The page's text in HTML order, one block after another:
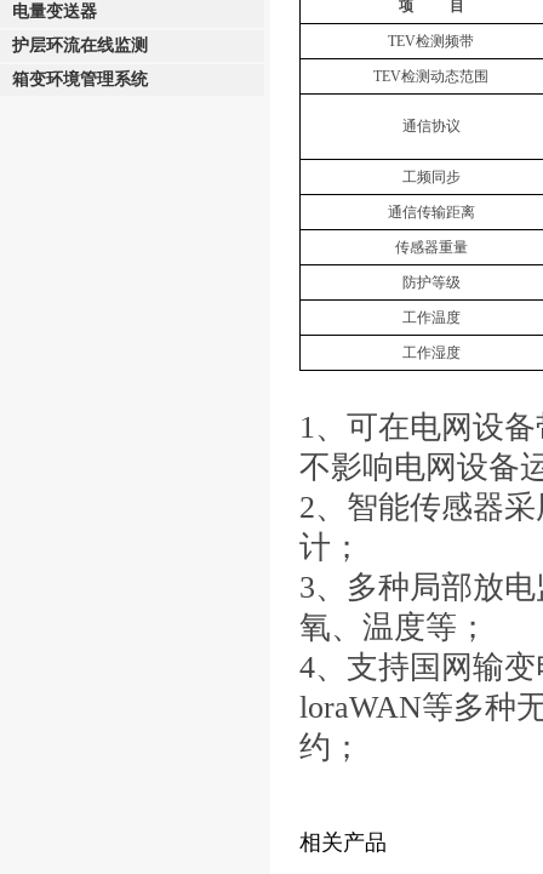
电量变送器
护层环流在线监测
箱变环境管理系统
项 目
TEV检测频带
TEV检测动态范围
通信协议
工频同步
通信传输距离
传感器重量
防护等级
工作温度
工作湿度
1、可在电网设
不影响电网设备
2、智能传感器
计；
3、多种局部放
氧、温度等；
4、支持国网输
loraWAN等多种
约；
相关产品